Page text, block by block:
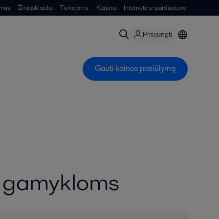
Žiniasklaida Tiekėjams Karjera Internetinė parduotuvė
Prisijungti
Gauti kainos pasiūlymą